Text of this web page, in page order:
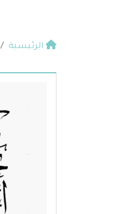
الرئيسية